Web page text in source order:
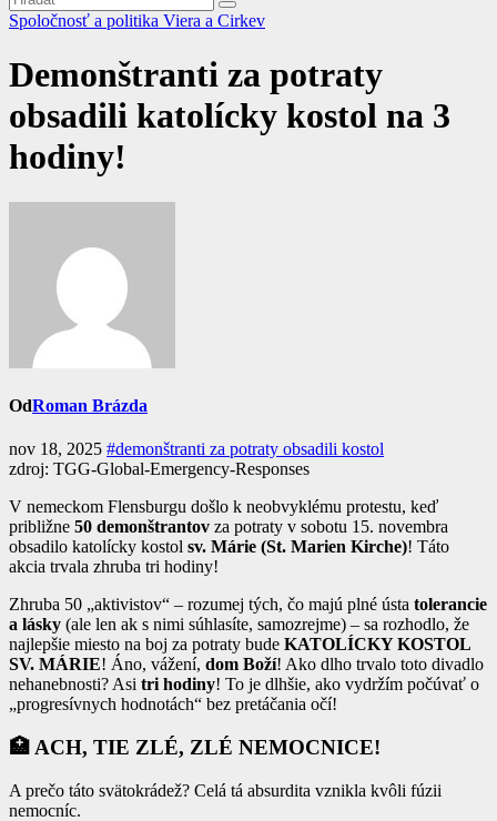
Spoločnosť a politika Viera a Cirkev
Demonštranti za potraty
obsadili katolícky kostol na 3
hodiny!
OdRoman Brázda
nov 18, 2025 #demonštranti za potraty obsadili kostol
zdroj: TGG-Global-Emergency-Responses
V nemeckom Flensburgu došlo k neobvyklému protestu, keď
približne 50 demonštrantov za potraty v sobotu 15. novembra
obsadilo katolícky kostol sv. Márie (St. Marien Kirche)! Táto
akcia trvala zhruba tri hodiny!
Zhruba 50 „aktivistov“ – rozumej tých, čo majú plné ústa tolerancie
a lásky (ale len ak s nimi súhlasíte, samozrejme) – sa rozhodlo, že
najlepšie miesto na boj za potraty bude KATOLÍCKY KOSTOL
SV. MÁRIE! Áno, vážení, dom Boží! Ako dlho trvalo toto divadlo
nehanebnosti? Asi tri hodiny! To je dlhšie, ako vydržím počúvať o
„progresívnych hodnotách“ bez pretáčania očí!
🏥 ACH, TIE ZLÉ, ZLÉ NEMOCNICE!
A prečo táto svätokrádež? Celá tá absurdita vznikla kvôli fúzii
nemocníc.